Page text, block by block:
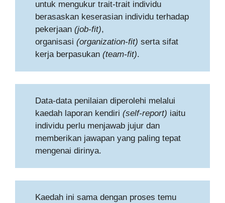
untuk mengukur trait-trait individu
berasaskan keserasian individu terhadap
pekerjaan(job-fit),
organisasi(organization-fit) serta sifat
kerja berpasukan(team-fit).
Data-data penilaian diperolehi melalui
kaedah laporan kendiri(self-report) iaitu
individu perlu menjawab jujur dan
memberikan jawapan yang paling tepat
mengenai dirinya.
Kaedah ini sama dengan proses temu